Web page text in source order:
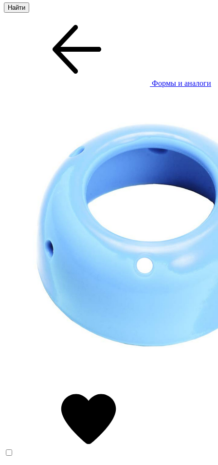
Формы и аналоги